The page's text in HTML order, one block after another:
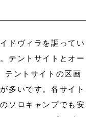
ドヴィラを謳ってい
テントサイトとオー
テントサイトの区画
多いです。各サイト
ソロキャンプでも安